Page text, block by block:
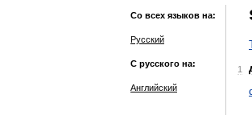
Со всех языков на:
Русский
С русского на:
Английский
1